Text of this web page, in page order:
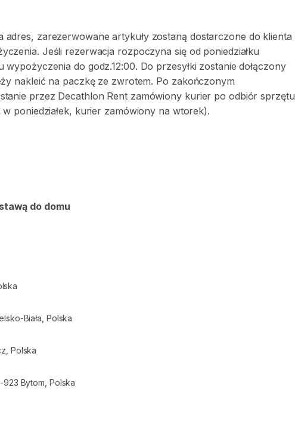
zarezerwowane artykuły zostaną dostarczone do klienta
Jeśli rezerwacja rozpoczyna się od poniedziałku
do godz.12:00. Do przesyłki zostanie dołączony
nakleić na paczkę ze zwrotem. Po zakończonym
przez Decathlon Rent zamówiony kurier po odbiór sprzętu
poniedziałek, kurier zamówiony na wtorek).
do domu
Biała, Polska
Polska
Bytom, Polska